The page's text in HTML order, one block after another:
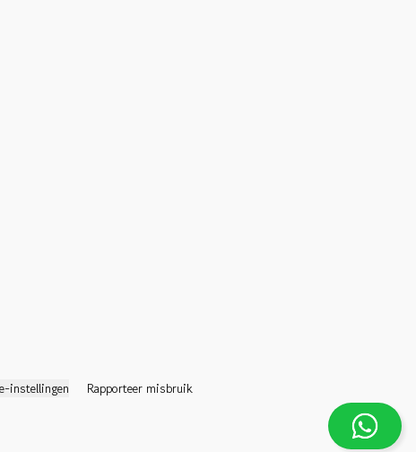
instellingen
Rapporteer misbruik